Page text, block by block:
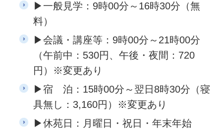
▶一般見学：9時00分～16時30分（無
料）
▶会議・講座等：9時00分～21時00分
（午前中：530円、午後・夜間：720
円）※変更あり
▶宿 泊：15時00分～翌日8時30分（寝
具無し：3,160円）※変更あり
▶休苑日：月曜日・祝日・年末年始